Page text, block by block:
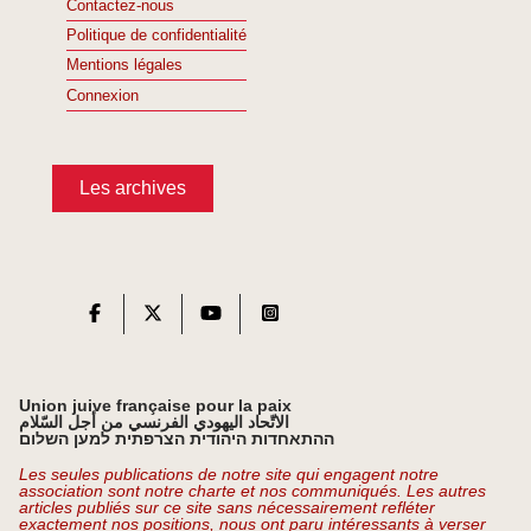
Contactez-nous
Politique de confidentialité
Mentions légales
Connexion
Les archives
Union juive française pour la paix
الاتّحاد اليهودي الفرنسي من أجل السّلام
ההתאחדות היהודית הצרפתית למען השלום
Les seules publications de notre site qui engagent notre
association sont notre charte et nos communiqués. Les autres
articles publiés sur ce site sans nécessairement refléter
exactement nos positions, nous ont paru intéressants à verser